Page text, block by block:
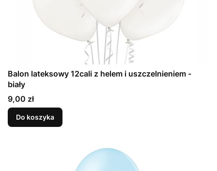
Balon lateksowy 12cali z helem i uszczelnieniem -
biały
Cena
9,00 zł
Do koszyka